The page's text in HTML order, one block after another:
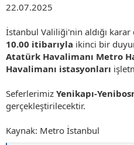
22.07.2025
İstanbul Valiliği'nin aldığı
10.00 itibarıyla ikinci bir
Atatürk Havalimanı Metro
Havalimanı istasyonları
Seferlerimiz Yenikapı-
gerçekleştirilecektir.
Kaynak: Metro İstanbul